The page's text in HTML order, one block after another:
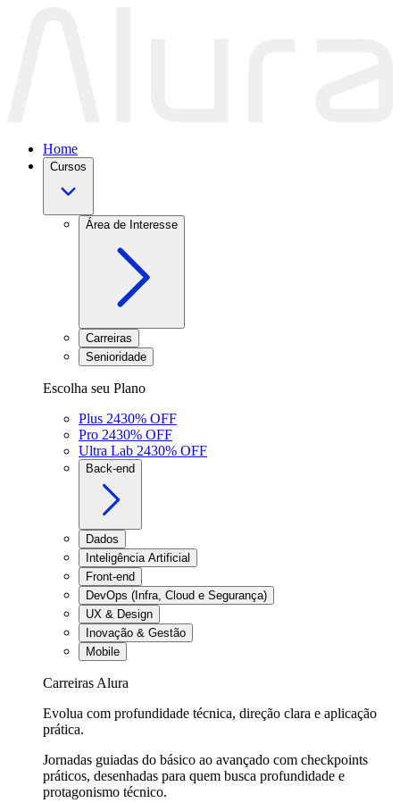
Home
Cursos
Área de Interesse
Carreiras
Senioridade
Escolha seu Plano
Plus 2430% OFF
Pro 2430% OFF
Ultra Lab 2430% OFF
Back-end
Dados
Inteligência Artificial
Front-end
DevOps (Infra, Cloud e Segurança)
UX & Design
Inovação & Gestão
Mobile
Carreiras Alura
Evolua com profundidade técnica, direção clara e aplicação
prática.
Jornadas guiadas do básico ao avançado com checkpoints
práticos, desenhadas para quem busca profundidade e
protagonismo técnico.